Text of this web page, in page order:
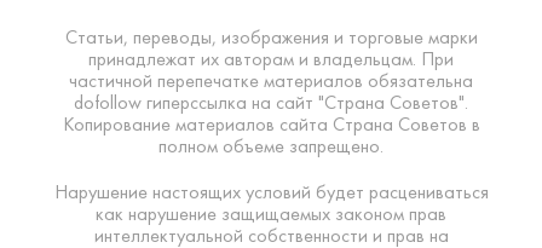
Статьи, переводы, изображения и торговые марки
принадлежат их авторам и владельцам. При
частичной перепечатке материалов обязательна
dofollow гиперссылка на сайт "Страна Советов".
Копирование материалов сайта Страна Советов в
полном объеме запрещено.
Нарушение настоящих условий будет расцениваться
как нарушение защищаемых законом прав
интеллектуальной собственности и прав на